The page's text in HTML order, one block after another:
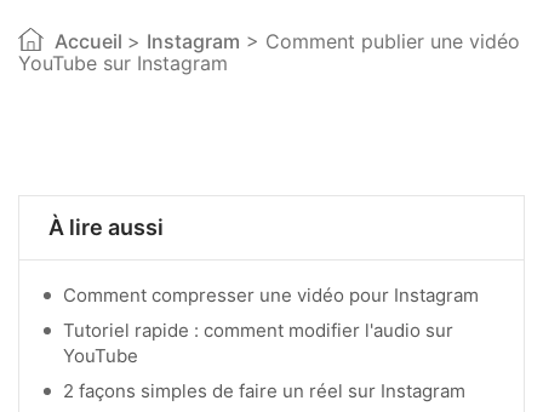
À lire aussi
Comment compresser une vidéo pour Instagram
Tutoriel rapide : comment modifier l'audio sur
YouTube
2 façons simples de faire un réel sur Instagram
Accueil > Instagram > Comment publier une vidéo
YouTube sur Instagram